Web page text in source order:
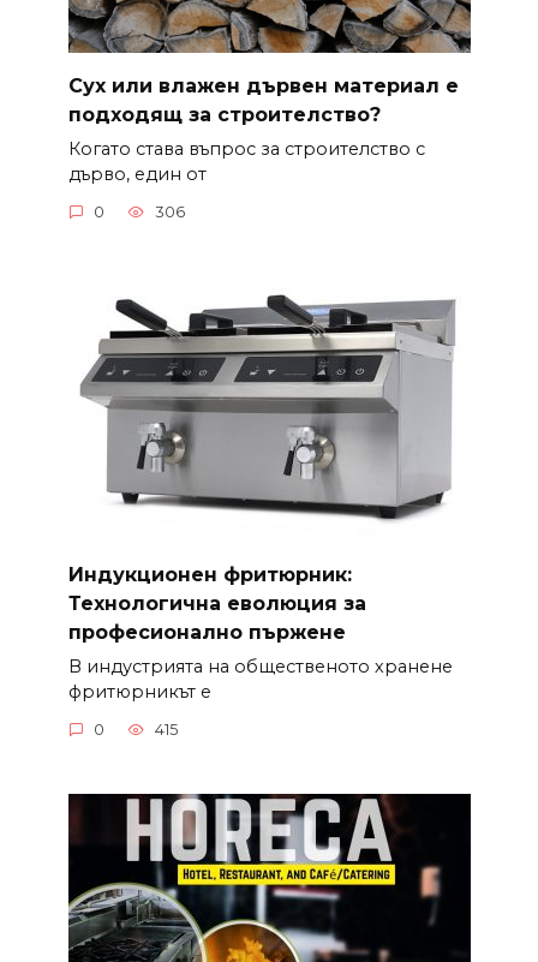
Сух или влажен дървен материал е
подходящ за строителство?
Когато става въпрос за строителство с
дърво, един от
0 306
Индукционен фритюрник:
Технологична еволюция за
професионално пържене
В индустрията на общественото хранене
фритюрникът е
0 415